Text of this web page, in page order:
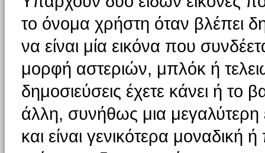
το όνομα χρήστη όταν βλέπει
να είναι μία εικόνα που
μορφή αστεριών, μπλόκ ή
δημοσιεύσεις έχετε κάνει ή
άλλη, συνήθως μια
και είναι γενικότερα